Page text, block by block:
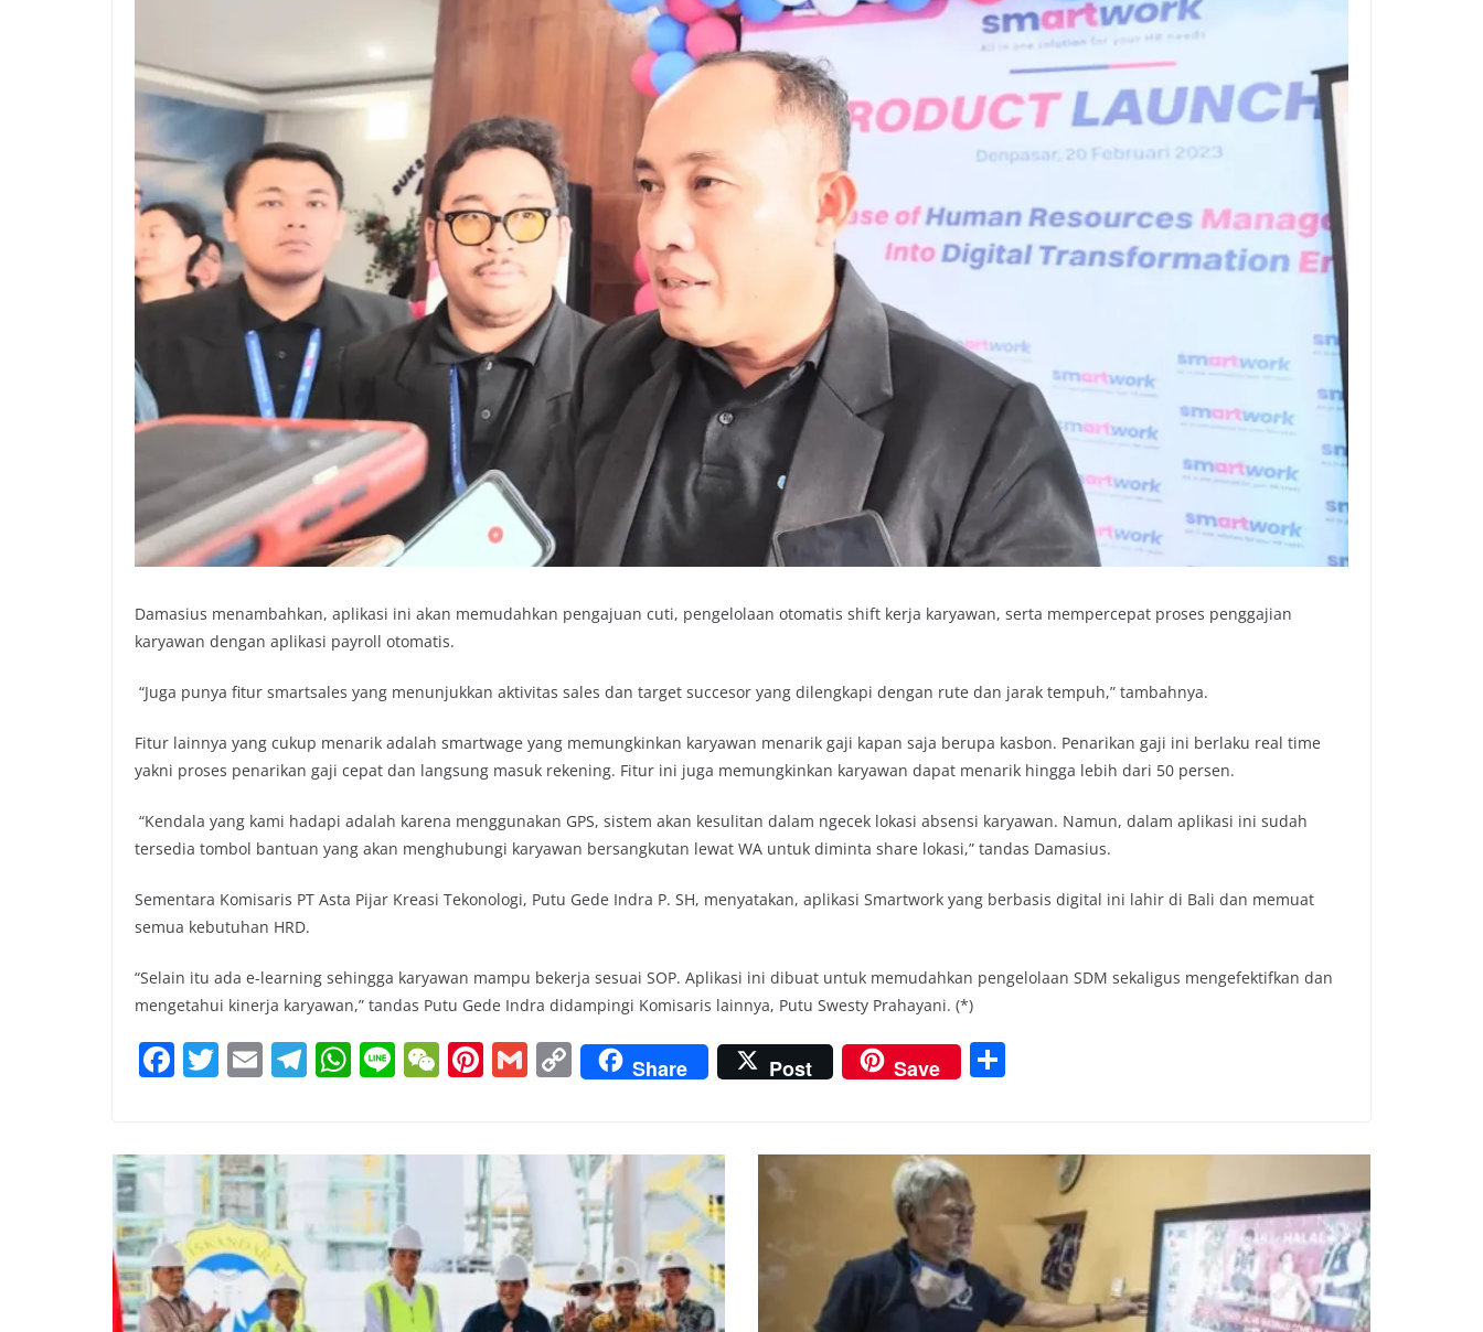
Damasius menambahkan, aplikasi ini akan memudahkan pengajuan cuti, pengelolaan otomatis shift kerja karyawan, serta mempercepat proses penggajian
karyawan dengan aplikasi payroll otomatis.
“Juga punya fitur smartsales yang menunjukkan aktivitas sales dan target succesor yang dilengkapi dengan rute dan jarak tempuh,” tambahnya.
Fitur lainnya yang cukup menarik adalah smartwage yang memungkinkan karyawan menarik gaji kapan saja berupa kasbon. Penarikan gaji ini berlaku real time
yakni proses penarikan gaji cepat dan langsung masuk rekening. Fitur ini juga memungkinkan karyawan dapat menarik hingga lebih dari 50 persen.
“Kendala yang kami hadapi adalah karena menggunakan GPS, sistem akan kesulitan dalam ngecek lokasi absensi karyawan. Namun, dalam aplikasi ini sudah
tersedia tombol bantuan yang akan menghubungi karyawan bersangkutan lewat WA untuk diminta share lokasi,” tandas Damasius.
Sementara Komisaris PT Asta Pijar Kreasi Tekonologi, Putu Gede Indra P. SH, menyatakan, aplikasi Smartwork yang berbasis digital ini lahir di Bali dan memuat
semua kebutuhan HRD.
“Selain itu ada e-learning sehingga karyawan mampu bekerja sesuai SOP. Aplikasi ini dibuat untuk memudahkan pengelolaan SDM sekaligus mengefektifkan dan
mengetahui kinerja karyawan,” tandas Putu Gede Indra didampingi Komisaris lainnya, Putu Swesty Prahayani. (*)
F
e
o
o
k
T
er
E
l
T
gr
m
W
s
A
p
p
Li W
h
at
Pi
e
st
G
l
C
o
y
Li
n
k
Share Post Save
e